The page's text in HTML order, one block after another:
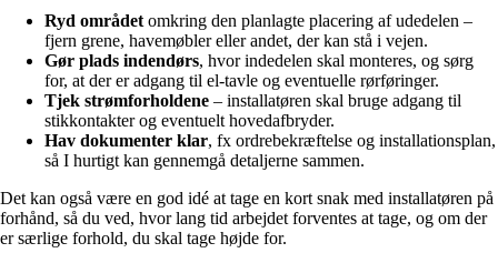
Ryd området omkring den planlagte placering af udedelen –
fjern grene, havemøbler eller andet, der kan stå i vejen.
Gør plads indendørs, hvor indedelen skal monteres, og sørg
for, at der er adgang til el-tavle og eventuelle rørføringer.
Tjek strømforholdene – installatøren skal bruge adgang til
stikkontakter og eventuelt hovedafbryder.
Hav dokumenter klar, fx ordrebekræftelse og installationsplan,
så I hurtigt kan gennemgå detaljerne sammen.
Det kan også være en god idé at tage en kort snak med installatøren på
forhånd, så du ved, hvor lang tid arbejdet forventes at tage, og om der
er særlige forhold, du skal tage højde for.